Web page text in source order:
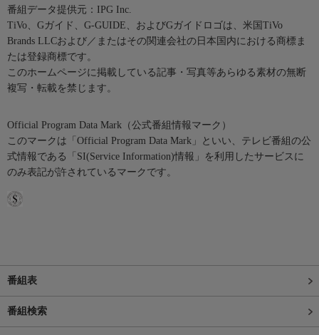
番組データ提供元：IPG Inc.
TiVo、Gガイド、G-GUIDE、およびGガイドロゴは、米国TiVo
Brands LLCおよび／またはその関連会社の日本国内における商標ま
たは登録商標です。
このホームページに掲載している記事・写真等あらゆる素材の無断
複写・転載を禁じます。
Official Program Data Mark（公式番組情報マーク）
このマークは「Official Program Data Mark」といい、テレビ番組の公
式情報である「SI(Service Information)情報」を利用したサービスに
のみ表記が許されているマークです。
番組表
番組検索